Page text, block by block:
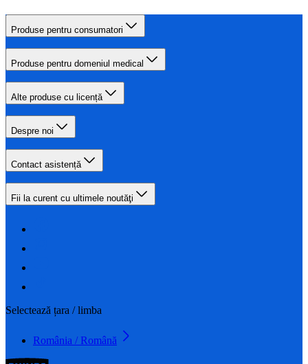
Produse pentru consumatori
Produse pentru domeniul medical
Alte produse cu licență
Despre noi
Contact asistență
Fii la curent cu ultimele noutăţi
Selectează țara / limba
România / Română